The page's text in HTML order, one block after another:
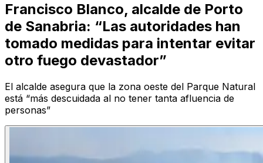
Francisco Blanco, alcalde de Porto
de Sanabria: “Las autoridades han
tomado medidas para intentar evitar
otro fuego devastador”
El alcalde asegura que la zona oeste del Parque Natural
está “más descuidada al no tener tanta afluencia de
personas”